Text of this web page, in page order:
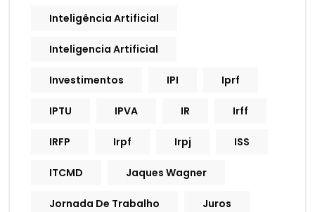
Inteligência Artificial
Inteligencia Artificial
Investimentos IPI Iprf
IPTU IPVA IR Irff
IRFP Irpf Irpj ISS
ITCMD Jaques Wagner
Jornada De Trabalho Juros